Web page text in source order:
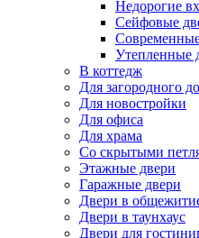
Недорогие
Сейфовые
Утепленные
В коттедж
Для загородного
Для новостройки
Для офиса
Для храма
Со скрытыми
Этажные двери
Гаражные двери
Двери в
Двери в таунхаус
Двери для